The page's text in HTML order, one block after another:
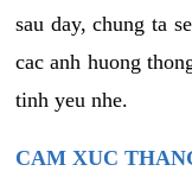
sau day, chung ta
cac anh huong
tinh yeu nhe.
CAM XUC